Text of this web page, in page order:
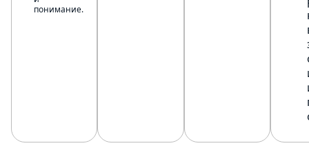
понимание.